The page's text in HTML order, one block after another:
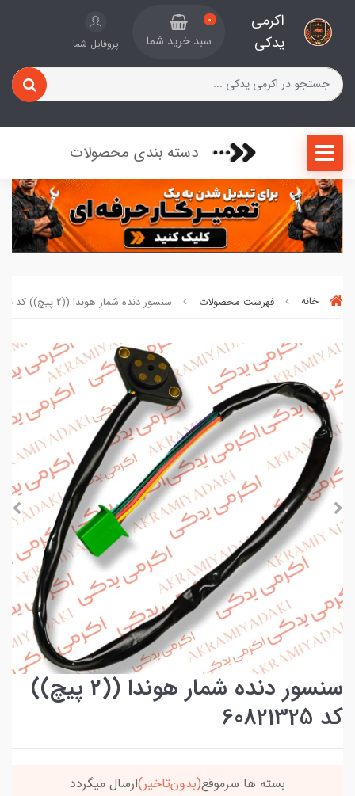
اکرمی
یدکی
0
سبد خرید شما پروفایل شما
دسته بندی محصولات
خانه فهرست محصولات سنسور دنده شمار هوندا ((2 پیچ)) کد 60821325
سنسور دنده شمار هوندا ((2 پیچ))
کد 60821325
خریدتو به5میلیون برسون،ارسالت‌رایگانه